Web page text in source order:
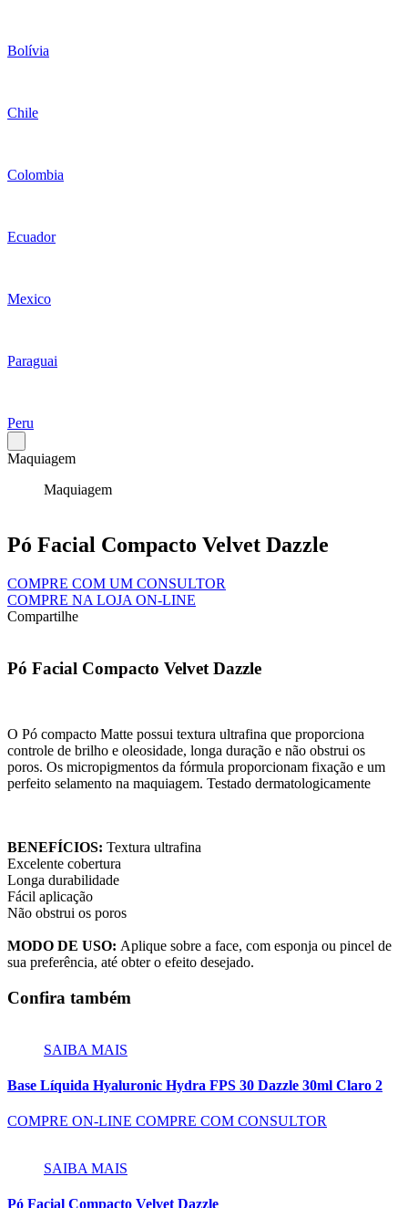
Bolívia
Chile
Colombia
Ecuador
Mexico
Paraguai
Peru
Maquiagem
Maquiagem
Pó Facial Compacto Velvet Dazzle
COMPRE COM UM CONSULTOR
COMPRE NA LOJA ON-LINE
Compartilhe
Pó Facial Compacto Velvet Dazzle
O Pó compacto Matte possui textura ultrafina que proporciona
controle de brilho e oleosidade, longa duração e não obstrui os
poros. Os micropigmentos da fórmula proporcionam fixação e um
perfeito selamento na maquiagem. Testado dermatologicamente
BENEFÍCIOS: Textura ultrafina
Excelente cobertura
Longa durabilidade
Fácil aplicação
Não obstrui os poros
MODO DE USO: Aplique sobre a face, com esponja ou pincel de
sua preferência, até obter o efeito desejado.
Confira também
SAIBA MAIS
Base Líquida Hyaluronic Hydra FPS 30 Dazzle 30ml Claro 2
COMPRE ON-LINE COMPRE COM CONSULTOR
SAIBA MAIS
Pó Facial Compacto Velvet Dazzle